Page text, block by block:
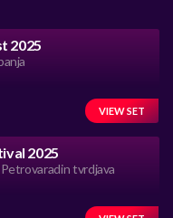
2025
VIEW SET
2025
tvrdjava